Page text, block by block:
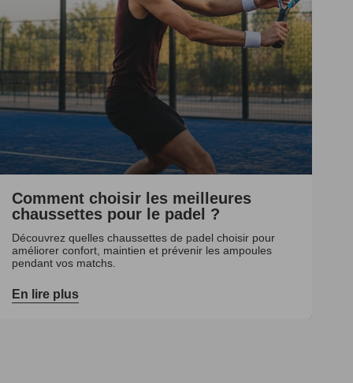
Comment choisir les meilleures
chaussettes pour le padel ?
Découvrez quelles chaussettes de padel choisir pour
améliorer confort, maintien et prévenir les ampoules
pendant vos matchs.
En lire plus